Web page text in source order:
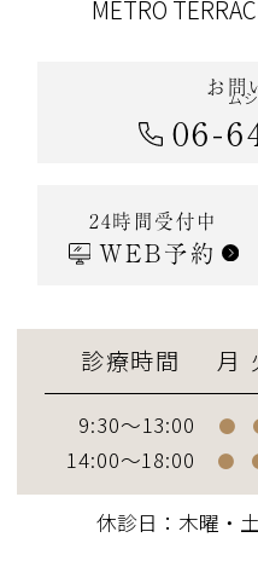
METRO
お問
06-
ム
24時間受付中
WEB予約
診療時間 月
9:30～13:00 ●
14:00～18:00 ●
休診日：木曜・